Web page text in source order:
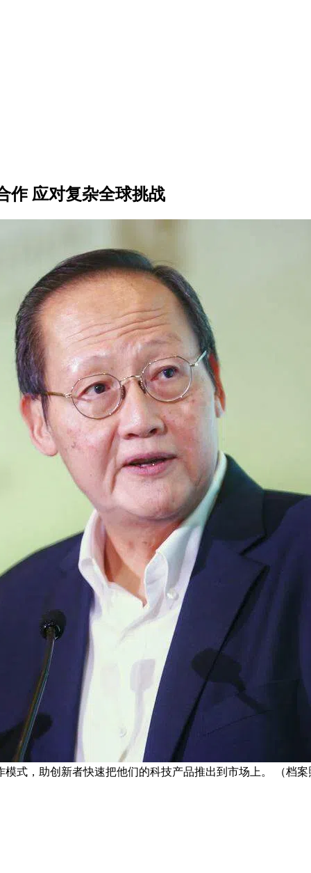
作 应对复杂全球挑战
式，助创新者快速把他们的科技产品推出到市场上。 （档案